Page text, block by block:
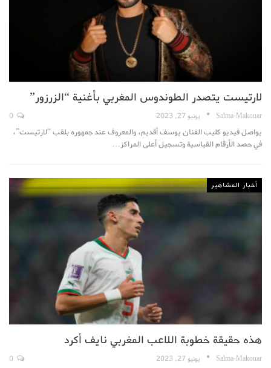
لارتيست يتصدر الطوندوس المغربي بأغنية “الزرزور”
Salma-Makouar يونيو 27, 2023
يواصل فيديو كليب الفنان يوسف أقديم، والمعروف عند جمهوره بلقب “لارتيست”،
في حصد الأرقام القياسية وتسجيل أعلى المراكز…
أخبار المشاهير
هذه حقيقة خطوبة اللاعب المغربي نايف أكرد
Salma-Makouar يونيو 27, 2023